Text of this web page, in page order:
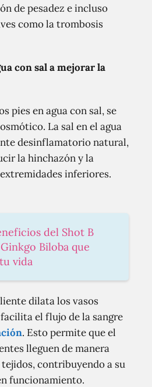
de pesadez e incluso
como la trombosis
con sal a mejorar la
pies en agua con sal, se
La sal en el agua
desinflamatorio natural,
la hinchazón y la
inferiores.
del Shot B
Biloba que
vida
dilata los vasos
el flujo de la sangre
. Esto permite que el
lleguen de manera
contribuyendo a su
funcionamiento.